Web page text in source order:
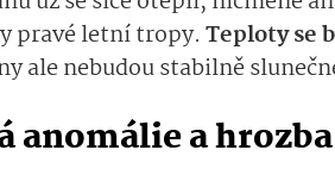
pravé letní tropy. Teploty se
ale nebudou stabilně
anomálie a